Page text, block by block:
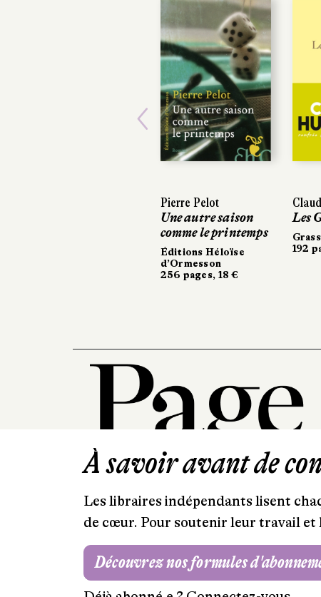
Pierre Pelot
Une autre saison
comme le printemps
Éditions Héloïse
d’Ormesson
256 pages, 18 €
Les
192
Les
192
Previous
À savoir avant de
Les libraires indépendants lisent
de cœur. Pour soutenir leur travail
Découvrez nos formules